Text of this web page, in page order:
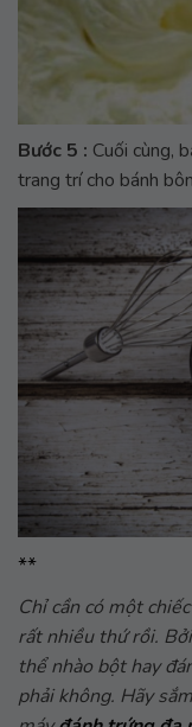
Bước 5 : Cuối cùng,
trang trí cho bánh
**
Chỉ cần có một chiếc
rất nhiều thứ rồi.
thể nhào bột hay
phải không. Hãy